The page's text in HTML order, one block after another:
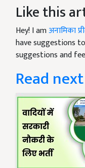
Like this
Hey! I amअनामिका
have suggestions
suggestions and
Read next